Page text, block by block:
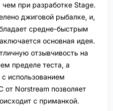
чем при разработке Stage.
джиговой рыбалке, и,
средне-быстрым
основная идея.
отзывчивость на
пределе теста, а
использованием
от Norstream позволяет
с приманкой.